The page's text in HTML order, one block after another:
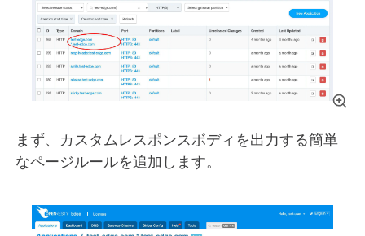
まず、カスタムレスポンスボディを出力する簡単
なページルールを追加します。